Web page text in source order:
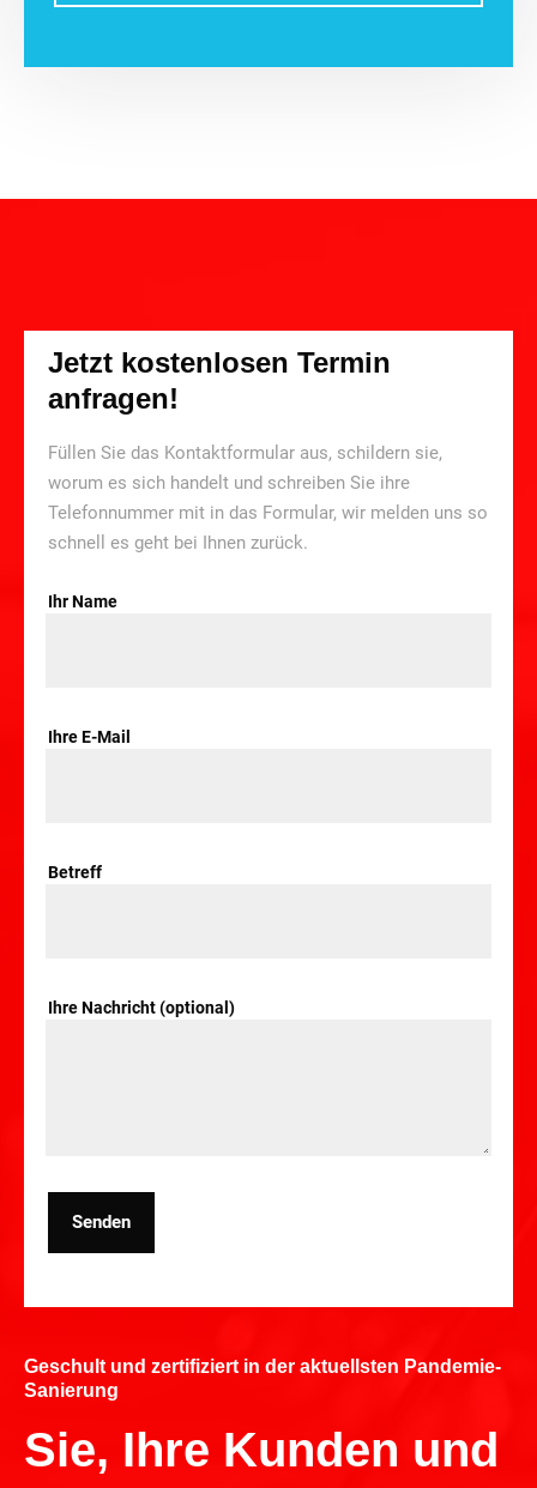
Jetzt kostenlosen Termin
anfragen!
Füllen Sie das Kontaktformular aus, schildern sie,
worum es sich handelt und schreiben Sie ihre
Telefonnummer mit in das Formular, wir melden uns so
schnell es geht bei Ihnen zurück.
Ihr Name
Ihre E-Mail
Betreff
Ihre Nachricht (optional)
Senden
Geschult und zertifiziert in der aktuellsten Pandemie-
Sanierung
Sie, Ihre Kunden und